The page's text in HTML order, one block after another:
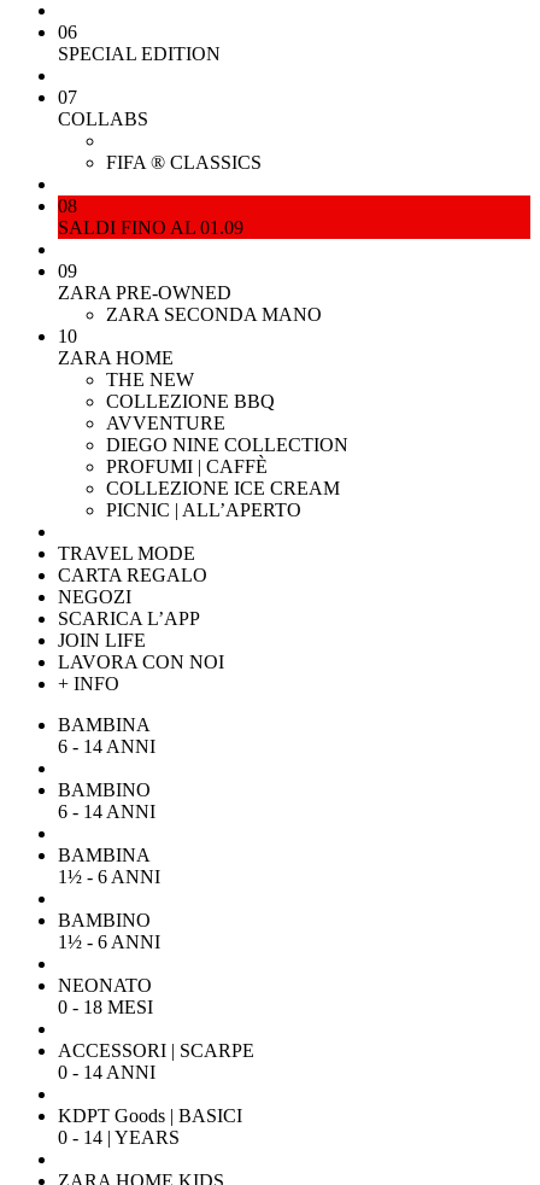
06
SPECIAL EDITION
07
COLLABS
FIFA ® CLASSICS
08
SALDI FINO AL 01.09
09
ZARA PRE-OWNED
ZARA SECONDA MANO
10
ZARA HOME
THE NEW
COLLEZIONE BBQ
AVVENTURE
DIEGO NINE COLLECTION
PROFUMI | CAFFÈ
COLLEZIONE ICE CREAM
PICNIC | ALL’APERTO
TRAVEL MODE
CARTA REGALO
NEGOZI
SCARICA L’APP
JOIN LIFE
LAVORA CON NOI
+ INFO
BAMBINA
6 - 14 ANNI
BAMBINO
6 - 14 ANNI
BAMBINA
1½ - 6 ANNI
BAMBINO
1½ - 6 ANNI
NEONATO
0 - 18 MESI
ACCESSORI | SCARPE
0 - 14 ANNI
KDPT Goods | BASICI
0 - 14 | YEARS
ZARA HOME KIDS